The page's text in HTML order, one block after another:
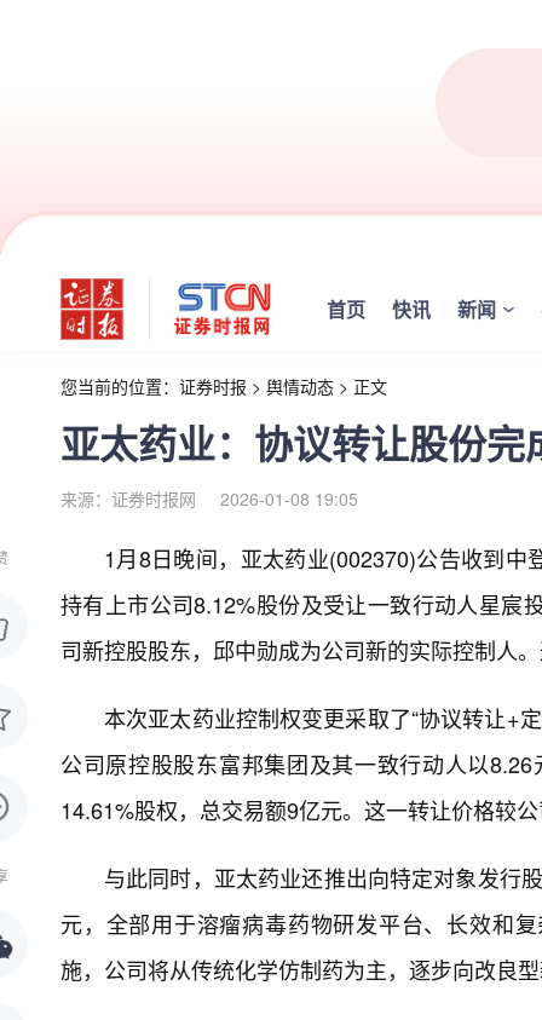
首页 快讯 新闻
您当前的位置： 证券时报 > 舆情动态 > 正文
亚太药业：协议转让股份
来源：证券时报网 2026-01-08 19:05
1月8日晚间，亚太药业(002370)公告收到
持有上市公司8.12%股份及受让一致行动人星宸
司新控股股东，邱中勋成为公司新的实际控制人
本次亚太药业控制权变更采取了“协议转让+
公司原控股股东富邦集团及其一致行动人以
14.61%股权，总交易额9亿元。这一转让价格较
与此同时，亚太药业还推出向特定对象发行
元，全部用于溶瘤病毒药物研发平台、长效和
施，公司将从传统化学仿制药为主，逐步向改良